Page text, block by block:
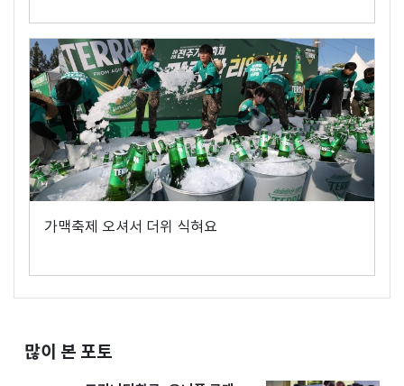
가맥축제 오셔서 더위 식혀요
많이 본 포토